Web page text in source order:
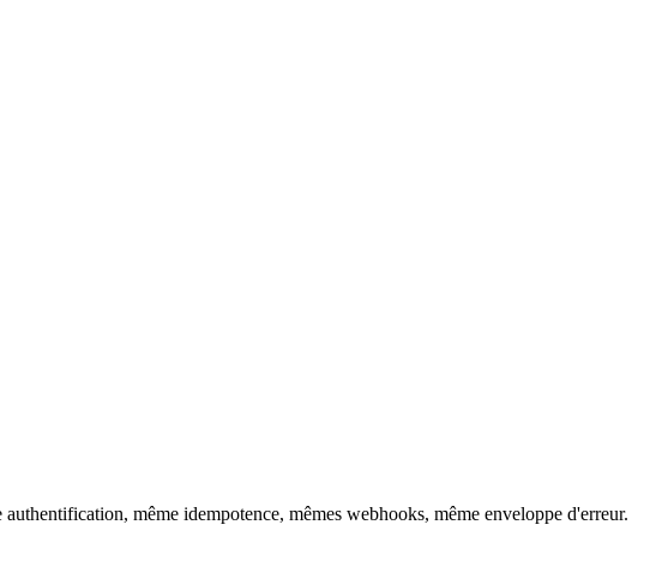
même idempotence, mêmes webhooks, même enveloppe d'erreur.